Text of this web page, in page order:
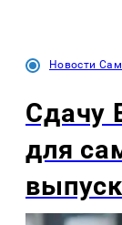
Новости
Сдачу
для